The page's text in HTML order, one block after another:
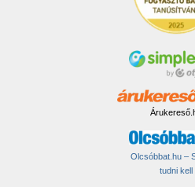
Olcsóbbat.hu –
tudni kell